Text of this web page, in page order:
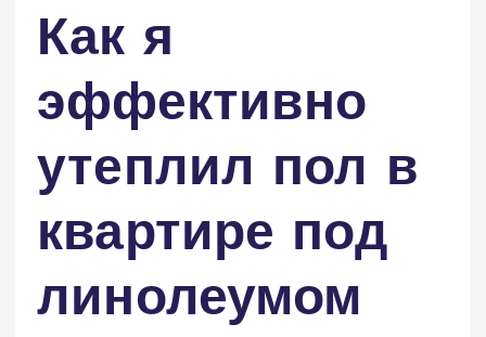
Как я
эффективно
утеплил пол в
квартире под
линолеумом